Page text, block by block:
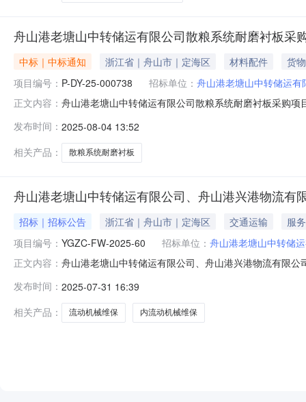
舟山港老塘山中转储运有限公司散粮系统耐磨衬板采
中标｜中标通知 浙江省｜舟山市｜定海区 材料配件
货物
项目编号： P-DY-25-000738 招标单位： 舟山港老塘山中转储运有
正文内容： 舟山港老塘山中转储运有限公司散粮系统耐磨衬板采购
69480.00元八、公告日期：2025-08-04九、采购执行人
发布时间： 2025-08-04 13:52
相关产品：
散粮系统耐磨衬板
舟山港老塘山中转储运有限公司、舟山港兴港物流有
招标｜招标公告 浙江省｜舟山市｜定海区 交通运输
服务
项目编号： YGZC-FW-2025-60 招标单位： 舟山港老塘山中转储
正文内容： 舟山港老塘山中转储运有限公司、舟山港兴港物流有限
内公开招标，欢迎符合资格条件的投标人前来投标。一
运有限公司、舟山港兴港
发布时间： 2025-07-31 16:39
相关产品：
流动机械维保 内流动机械维保